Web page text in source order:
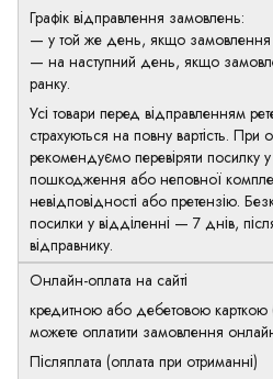
Графік відправлення замовлень:
— у той же день, якщо
— на наступний день, якщо
ранку.
Усі товари перед відправленням
страхуються на повну вартість. При
рекомендуємо перевіряти посилку у
пошкодження або неповної
невідповідності або претензію.
посилки у відділенні — 7 днів,
відправнику.
Онлайн-оплата на сайті
кредитною або дебетовою карткою
можете оплатити замовлення
Післяплата (оплата при отриманні)